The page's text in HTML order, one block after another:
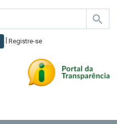
Registre-se